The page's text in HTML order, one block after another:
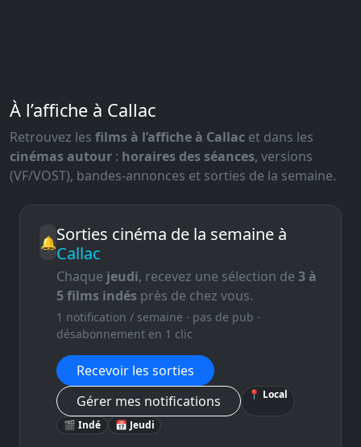
À l’affiche à Callac
Retrouvez les films à l’affiche à Callac et dans les
cinémas autour : horaires des séances, versions
(VF/VOST), bandes-annonces et sorties de la semaine.
🔔Sorties cinéma de la semaine à
Callac
Chaque jeudi, recevez une sélection de3 à
5 films indés près de chez vous.
1 notification / semaine · pas de pub ·
désabonnement en 1 clic
Recevoir les sorties
Gérer mes notifications
📍 Local
🎬 Indé 📅 Jeudi